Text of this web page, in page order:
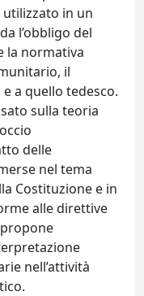
in un
l’obbligo del
la normativa
il
a quello tedesco.
sulla teoria
delle
nel tema
Costituzione e in
alle direttive
nell’attività